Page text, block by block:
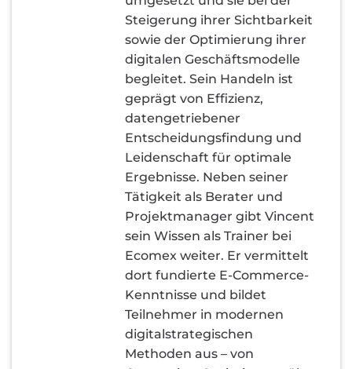
Steigerung ihrer Sichtbarkeit
sowie der Optimierung ihrer
digitalen Geschäftsmodelle
begleitet. Sein Handeln ist
geprägt von Effizienz,
datengetriebener
Entscheidungsfindung und
Leidenschaft für optimale
Ergebnisse. Neben seiner
Tätigkeit als Berater und
Projektmanager gibt Vincent
sein Wissen als Trainer bei
Ecomex weiter. Er vermittelt
dort fundierte E-Commerce-
Kenntnisse und bildet
Teilnehmer in modernen
digitalstrategischen
Methoden aus – von